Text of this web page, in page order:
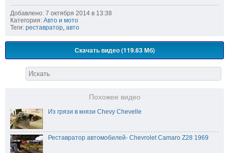
Добавлено: 7 октября 2014 в 13:38
Категория: Авто и мото
Теги: реставратор, авто
Скачать видео (119.63 Мб)
Похожее видео
Из грязи в князи Chevy Chevelle
Реставратор автомобилей- Chevrolet Camaro Z28 1969